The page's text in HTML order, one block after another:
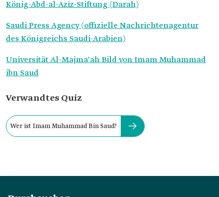
König-Abd-al-Aziz-Stiftung (Darah)
Saudi Press Agency (offizielle Nachrichtenagentur
des Königreichs Saudi-Arabien)
Universität Al-Majma'ah Bild von Imam Muhammad
ibn Saud
Verwandtes Quiz
Wer ist Imam Muhammad Bin Saud?